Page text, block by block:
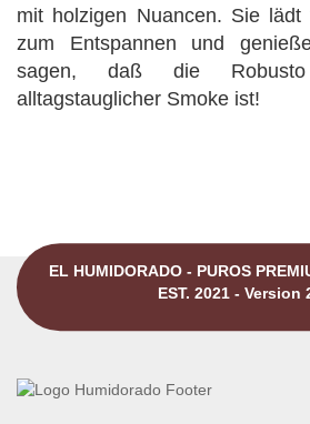
mit holzigen Nuancen. Sie
zum Entspannen und
sagen, daß die
alltagstauglicher Smoke ist!
EL HUMIDORADO - PUROS
EST. 2021 - Version